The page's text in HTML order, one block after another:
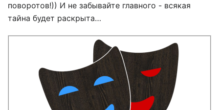
поворотов!)) И не забывайте главного - всякая
тайна будет раскрыта…